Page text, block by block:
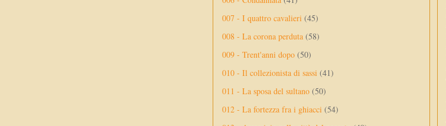
007 - I quattro cavalieri (45)
008 - La corona perduta (58)
009 - Trent'anni dopo (50)
010 - Il collezionista di sassi (41)
011 - La sposa del sultano (50)
012 - La fortezza fra i ghiacci (54)